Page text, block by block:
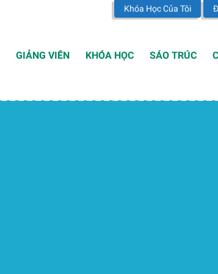
Khóa Học Của Tôi
GIẢNG VIÊN KHÓA HỌC SÁO TRÚC